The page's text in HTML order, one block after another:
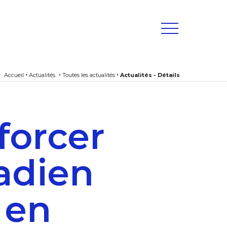
Accueil Actualités Toutes les actualités Actualités - Détails